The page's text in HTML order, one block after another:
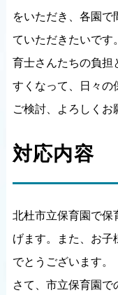
をいただき、各園
ていただきたいです
育士さんたちの負担
すくなって、日々の
ご検討、よろしくお
対応内容
北杜市立保育園で保
げます。また、お子
でとうございます。
さて、市立保育園